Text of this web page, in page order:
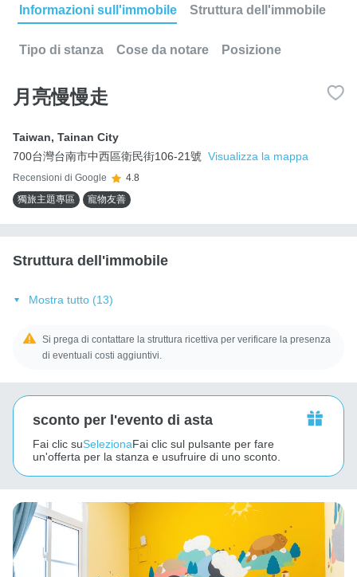
Informazioni sull'immobile Struttura dell'immobile
Tipo di stanza Cose da notare Posizione
月亮慢慢走
Taiwan, Tainan City
700台灣台南市中西區衛民街106-21號 Visualizza la mappa
Recensioni di Google
4.8
獨旅主題專區
寵物友善
Struttura dell'immobile
Mostra tutto (13)
Si prega di contattare la struttura ricettiva per verificare la presenza
di eventuali costi aggiuntivi.
sconto per l'evento di asta
Fai clic suSelezionaFai clic sul pulsante per fare
un'offerta per la stanza e usufruire di uno sconto.